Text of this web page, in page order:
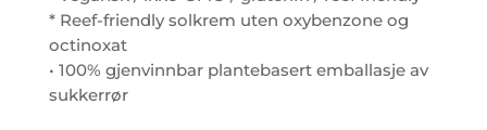
* Reef-friendly solkrem uten oxybenzone og
octinoxat
• 100% gjenvinnbar plantebasert emballasje av
sukkerrør